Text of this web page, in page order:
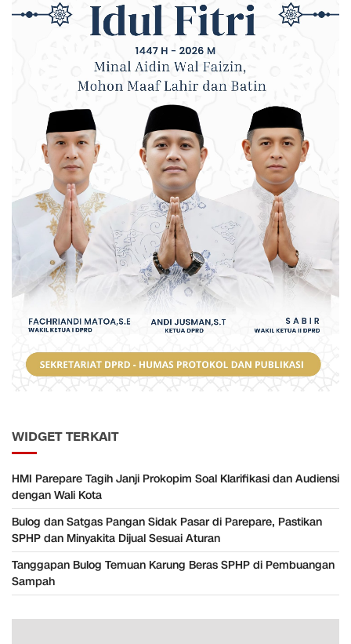
WIDGET TERKAIT
HMI Parepare Tagih Janji Prokopim Soal Klarifikasi dan Audiensi
dengan Wali Kota
Bulog dan Satgas Pangan Sidak Pasar di Parepare, Pastikan
SPHP dan Minyakita Dijual Sesuai Aturan
Tanggapan Bulog Temuan Karung Beras SPHP di Pembuangan
Sampah